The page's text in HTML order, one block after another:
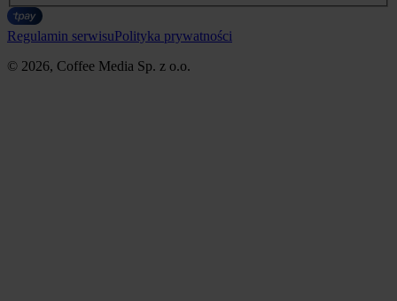
Regulamin serwisuPolityka prywatności
© 2026, Coffee Media Sp. z o.o.